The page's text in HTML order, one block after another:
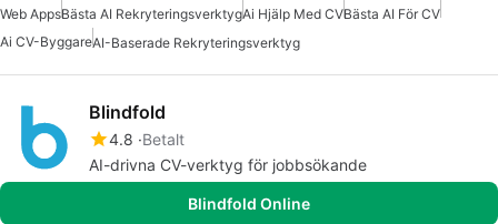
Web AppsBästa AI RekryteringsverktygAi Hjälp Med CVBästa AI För CV
Ai CV-ByggareAI-Baserade Rekryteringsverktyg
Blindfold
4.8 Betalt
AI-drivna CV-verktyg för jobbsökande
Blindfold Online